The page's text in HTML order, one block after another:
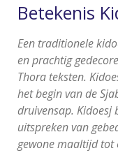
Betekenis
Een traditionele
en prachtig
Thora teksten.
het begin van de
druivensap. Kidoesj
uitspreken van
gewone maaltijd tot